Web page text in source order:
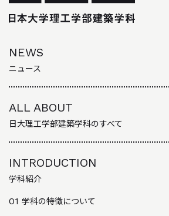
NEWS
ニュース
ALL ABOUT
日大理工学部建築学科のすべて
INTRODUCTION
学科紹介
01 学科の特徴について